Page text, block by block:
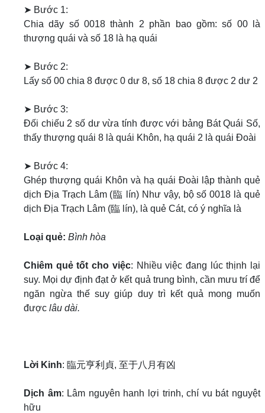
➤ Bước 1:
Chia dãy số 0018 thành 2 phần bao gồm: số 00 là
thượng quái và số 18 là hạ quái
➤ Bước 2:
Lấy số 00 chia 8 được 0 dư 8, số 18 chia 8 được 2 dư 2
➤ Bước 3:
Đối chiếu 2 số dư vừa tính được với bảng Bát Quái Số,
thấy thượng quái 8 là quái Khôn, hạ quái 2 là quái Đoài
➤ Bước 4:
Ghép thượng quái Khôn và hạ quái Đoài lập thành quẻ
dịch Địa Trạch Lâm (臨 lín) Như vậy, bộ số 0018 là quẻ
dịch Địa Trạch Lâm (臨 lín), là quẻ Cát, có ý nghĩa là
Loại quẻ: Bình hòa
Chiêm quẻ tốt cho việc: Nhiều việc đang lúc thịnh lại
suy. Mọi dự định đạt ở kết quả trung bình, cần mưu trí để
ngăn ngừa thế suy giúp duy trì kết quả mong muốn
được lâu dài.
Lời Kinh: 臨元亨利貞, 至于八月有凶
Dịch âm: Lâm nguyên hanh lợi trinh, chí vu bát nguyệt
hữu